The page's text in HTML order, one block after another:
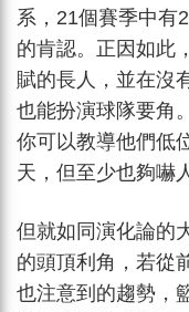
系，21個賽季中有
的肯認。正因如此
賦的長人，並在沒
也能扮演球隊要角
你可以教導他們低
天，但至少也夠嚇
但就如同演化論的
的頭頂利角，若從
也注意到的趨勢，